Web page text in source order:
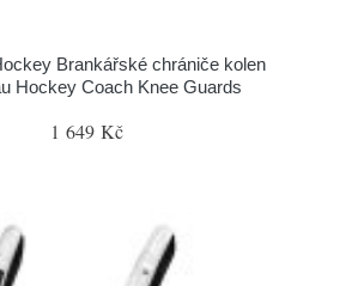
Brankářské chrániče kolen
Hockey Coach Knee Guards
1 649 Kč